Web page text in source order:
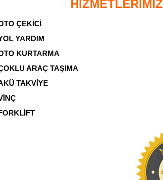
HİZMETLERİMİZ
ÇEKİCİ
YARDIM
KURTARMA
ARAÇ TAŞIMA
TAKVİYE